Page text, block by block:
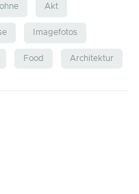
Akt
Imagefotos
Food Architektur